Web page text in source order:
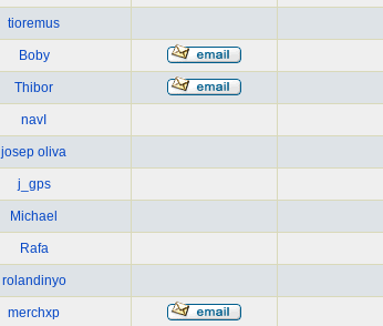
tioremus
Boby
Thibor
navI
josep oliva
j_gps
Michael
Rafa
rolandinyo
merchxp